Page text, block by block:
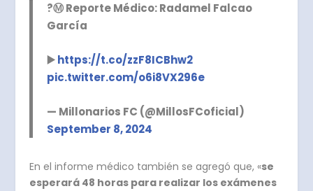
?Ⓜ️ Reporte Médico: Radamel Falcao
García
▶️https://t.co/zzF8ICBhw2
pic.twitter.com/o6i8VX296e
— Millonarios FC (@MillosFCoficial)
September 8, 2024
En el informe médico también se agregó que, «se
esperará 48 horas para realizar los exámenes